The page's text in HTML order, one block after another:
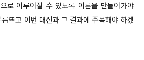
로 이루어질 수 있도록 여론을 만들어가야
뜨고 이번 대선과 그 결과에 주목해야 하겠